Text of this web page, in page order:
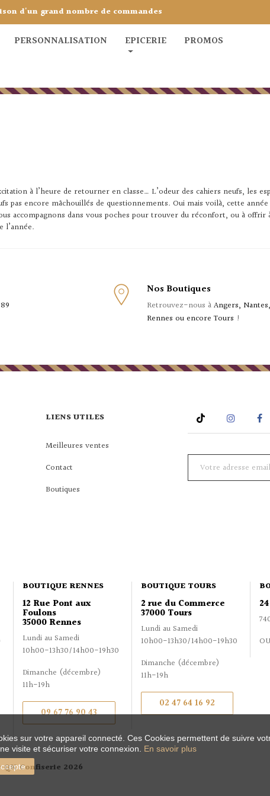
d'un grand nombre de commandes
PERSONNALISATION EPICERIE PROMOS
à l’heure de retourner en classe… L’odeur des cahiers neufs, les
pas encore mâchouillés de questionnements. Oui mais voilà, cette
accompagnons dans vous poches pour trouver du réconfort, ou à
l’année.
Nos Boutiques
Retrouvez-nous àAngers, Nantes,
Rennes ou encore Tours !
LIENS UTILES
Meilleures ventes
Contact
Boutiques
Instagram
BOUTIQUE RENNES
12 Rue Pont aux
Foulons
35000 Rennes
Lundi au Samedi
10h00-13h30/14h00-19h30
Dimanche (décembre)
11h-19h
09 67 76 90 43
BOUTIQUE TOURS
2 rue du Commerce
37000 Tours
Lundi au Samedi
10h00-13h30/14h00-19h30
Dimanche (décembre)
11h-19h
02 47 64 16 92
sur votre appareil connecté. Ces Cookies permettent de suivre
visite et sécuriser votre connexion. En savoir plus
QK Confiserie 2026